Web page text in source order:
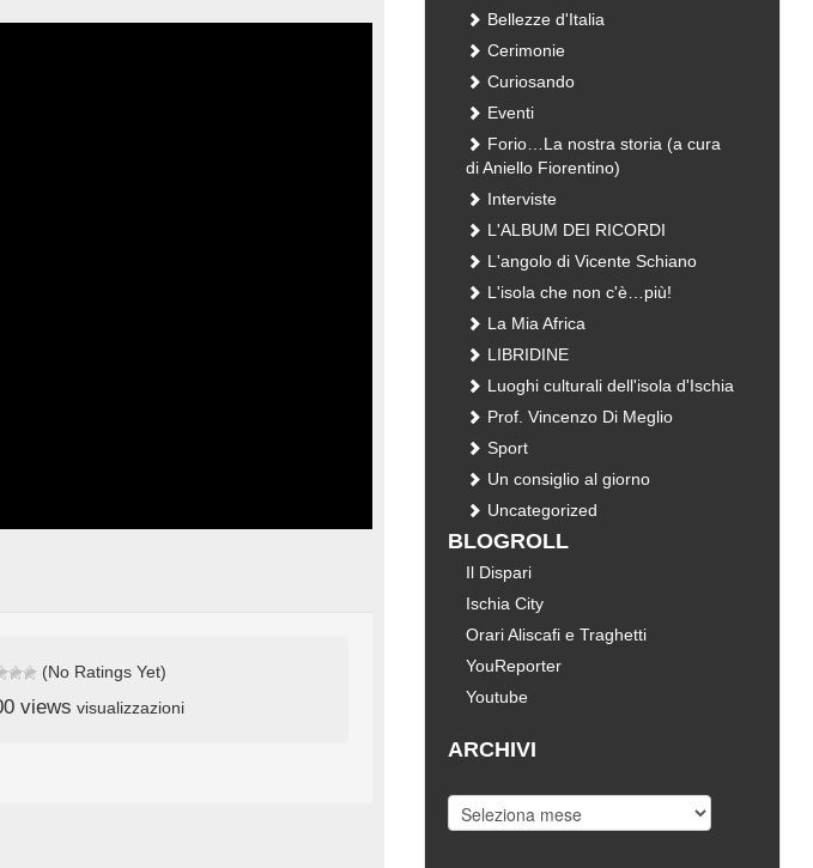
(No Ratings Yet)
views visualizzazioni
Bellezze d'Italia
Cerimonie
Curiosando
Eventi
Forio…La nostra storia (a cura
di Aniello Fiorentino)
Interviste
L'ALBUM DEI RICORDI
L'angolo di Vicente Schiano
L'isola che non c'è…più!
La Mia Africa
LIBRIDINE
Luoghi culturali dell'isola d'Ischia
Prof. Vincenzo Di Meglio
Sport
Un consiglio al giorno
Uncategorized
BLOGROLL
Il Dispari
Ischia City
Orari Aliscafi e Traghetti
YouReporter
Youtube
ARCHIVI